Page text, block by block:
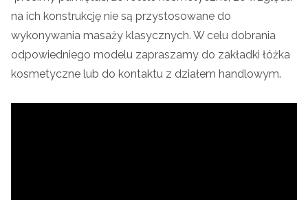
na ich konstrukcję nie są przystosowane do
wykonywania masaży klasycznych. W celu dobrania
odpowiedniego modelu zapraszamy do zakładki łóżka
kosmetyczne lub do kontaktu z działem handlowym.